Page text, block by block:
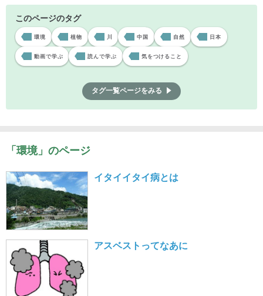
このページのタグ
環境 植物 中国 自然 日本
動画で学ぶ 読んで学ぶ 気をつけること
タグ一覧ページをみる
「環境」のページ
イタイイタイ病とは
アスベストってなあに